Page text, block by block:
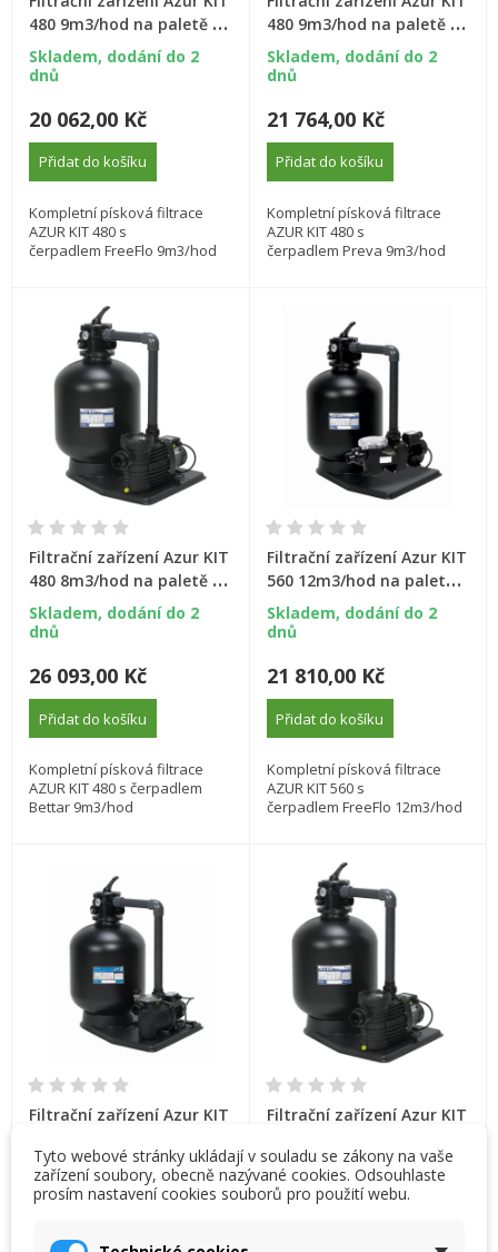
480 9m3/hod na paletě s
čerpadlem FreeFlo
Skladem, dodání do 2
dnů
20 062,00 Kč
Přidat do košíku
Kompletní písková filtrace
AZUR KIT 480 s
čerpadlem FreeFlo 9m3/hod
480 9m3/hod na paletě s
čerpadlem Preva
Skladem, dodání do 2
dnů
21 764,00 Kč
Přidat do košíku
Kompletní písková filtrace
AZUR KIT 480 s
čerpadlem Preva 9m3/hod
Filtrační zařízení Azur KIT
480 8m3/hod na paletě s
čerpadlem Bettar
Skladem, dodání do 2
dnů
26 093,00 Kč
Přidat do košíku
Kompletní písková filtrace
AZUR KIT 480 s čerpadlem
Bettar 9m3/hod
Filtrační zařízení Azur KIT
560 12m3/hod na paletě s
čerpadlem FreeFlo
Skladem, dodání do 2
dnů
21 810,00 Kč
Přidat do košíku
Kompletní písková filtrace
AZUR KIT 560 s
čerpadlem FreeFlo 12m3/hod
Filtrační zařízení Azur KIT
čerpadlem Preva
Skladem, dodání do 2
dnů
23 094,00 Kč
Filtrační zařízení Azur KIT
čerpadlem Bettar
Skladem, dodání do 2
dnů
((modalTitle)) ×
Tyto webové stránky ukládají v souladu se zákony na vaše
zařízení soubory, obecně nazývané cookies. Odsouhlaste
prosím nastavení cookies souborů pro použití webu.